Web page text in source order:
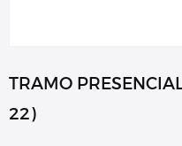
TRAMO
22)